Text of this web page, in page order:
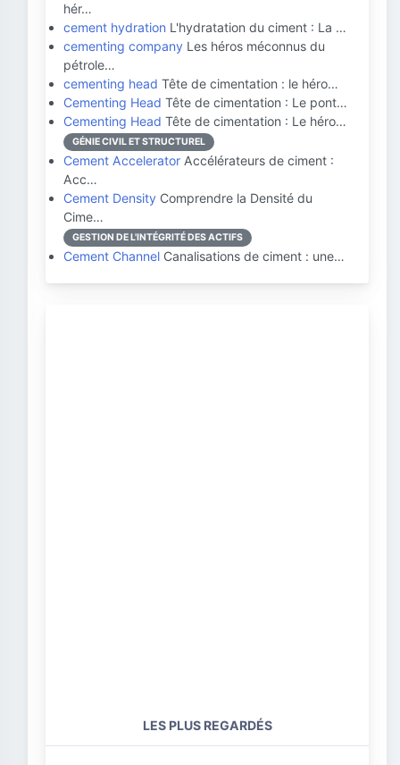
hér…
cement hydration L'hydratation du ciment : La …
cementing company Les héros méconnus du
pétrole…
cementing head Tête de cimentation : le héro…
Cementing Head Tête de cimentation : Le pont…
Cementing Head Tête de cimentation : Le héro…
GÉNIE CIVIL ET STRUCTUREL
Cement Accelerator Accélérateurs de ciment :
Acc…
Cement Density Comprendre la Densité du
Cime…
GESTION DE L'INTÉGRITÉ DES ACTIFS
Cement Channel Canalisations de ciment : une…
LES PLUS REGARDÉS